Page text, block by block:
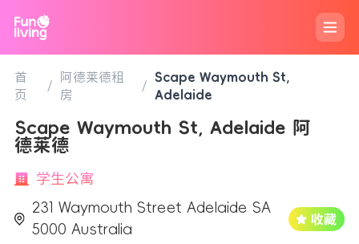
首
页
/
阿德莱德租
房
/
Scape Waymouth St,
Adelaide
Scape Waymouth St, Adelaide 阿
德莱德
学生公寓
231 Waymouth Street Adelaide SA
5000 Australia